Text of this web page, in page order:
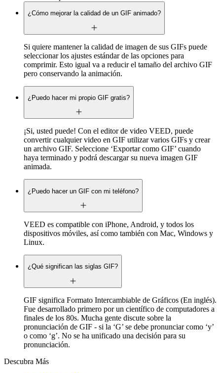
¿Cómo mejorar la calidad de un GIF animado?
Si quiere mantener la calidad de imagen de sus GIFs puede
seleccionar los ajustes estándar de las opciones para
comprimir. Esto igual va a reducir el tamaño del archivo GIF
pero conservando la animación.
¿Puedo hacer mi propio GIF gratis?
¡Si, usted puede! Con el editor de video VEED, puede
convertir cualquier video en GIF utilizar varios GIFs y crear
un archivo GIF. Seleccione ‘Exportar como GIF’ cuando
haya terminado y podrá descargar su nueva imagen GIF
animada.
¿Puedo hacer un GIF con mi teléfono?
VEED es compatible con iPhone, Android, y todos los
dispositivos móviles, así como también con Mac, Windows y
Linux.
¿Qué significan las siglas GIF?
GIF significa Formato Intercambiable de Gráficos (En inglés).
Fue desarrollado primero por un científico de computadores a
finales de los 80s. Mucha gente discute sobre la
pronunciación de GIF - si la ‘G’ se debe pronunciar como ‘y’
o como ‘g’. No se ha unificado una decisión para su
pronunciación.
Descubra Más